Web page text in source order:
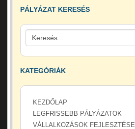
PÁLYÁZAT KERESÉS
KATEGÓRIÁK
KEZDŐLAP
LEGFRISSEBB PÁLYÁZATOK
VÁLLALKOZÁSOK FEJLESZTÉSE